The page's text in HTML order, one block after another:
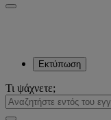
Εκτύπωση
Τι ψάχνετε;